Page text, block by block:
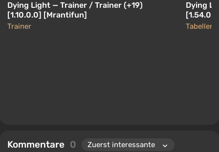
Dying Light — Trainer / Trainer (+19)
[1.10.0.0] [Mrantifun]
Trainer
Dying
Tabellen
Kommentare 0